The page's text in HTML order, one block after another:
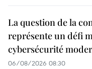
La question de la
représente un défi
cybersécurité
06/08/2026 08:30